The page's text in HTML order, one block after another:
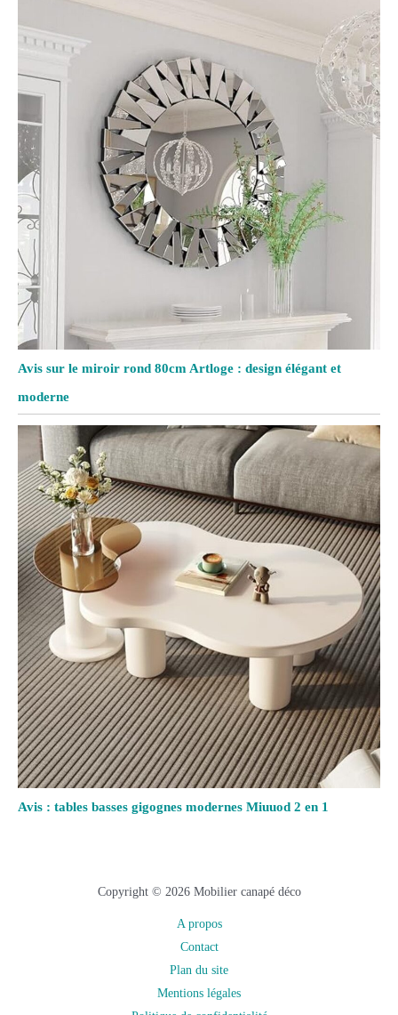
Avis sur le miroir rond 80cm Artloge : design élégant et
moderne
Avis : tables basses gigognes modernes Miuuod 2 en 1
Copyright © 2026 Mobilier canapé déco
A propos
Contact
Plan du site
Mentions légales